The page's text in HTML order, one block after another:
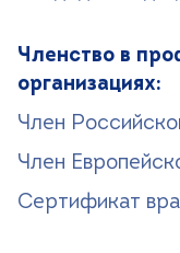
Членство в
организациях:
Член
Член
Сертификат